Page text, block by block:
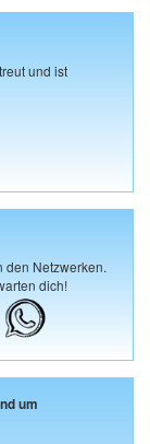
und ist
den Netzwerken.
dich!
um